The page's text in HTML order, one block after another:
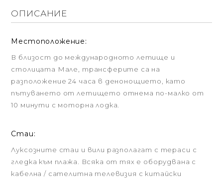
ОПИСАНИЕ
Местоположение:
В близост до международното летище и
столицата Мале, трансферите са на
разположение 24 часа в денонощието, като
пътуването от летището отнема по-малко от
10 минути с моторна лодка.
Стаи:
Луксозните стаи и вили разполагат с тераси с
гледка към плажа. Всяка от тях е оборудвана с
кабелна / сателитна телевизия с китайски